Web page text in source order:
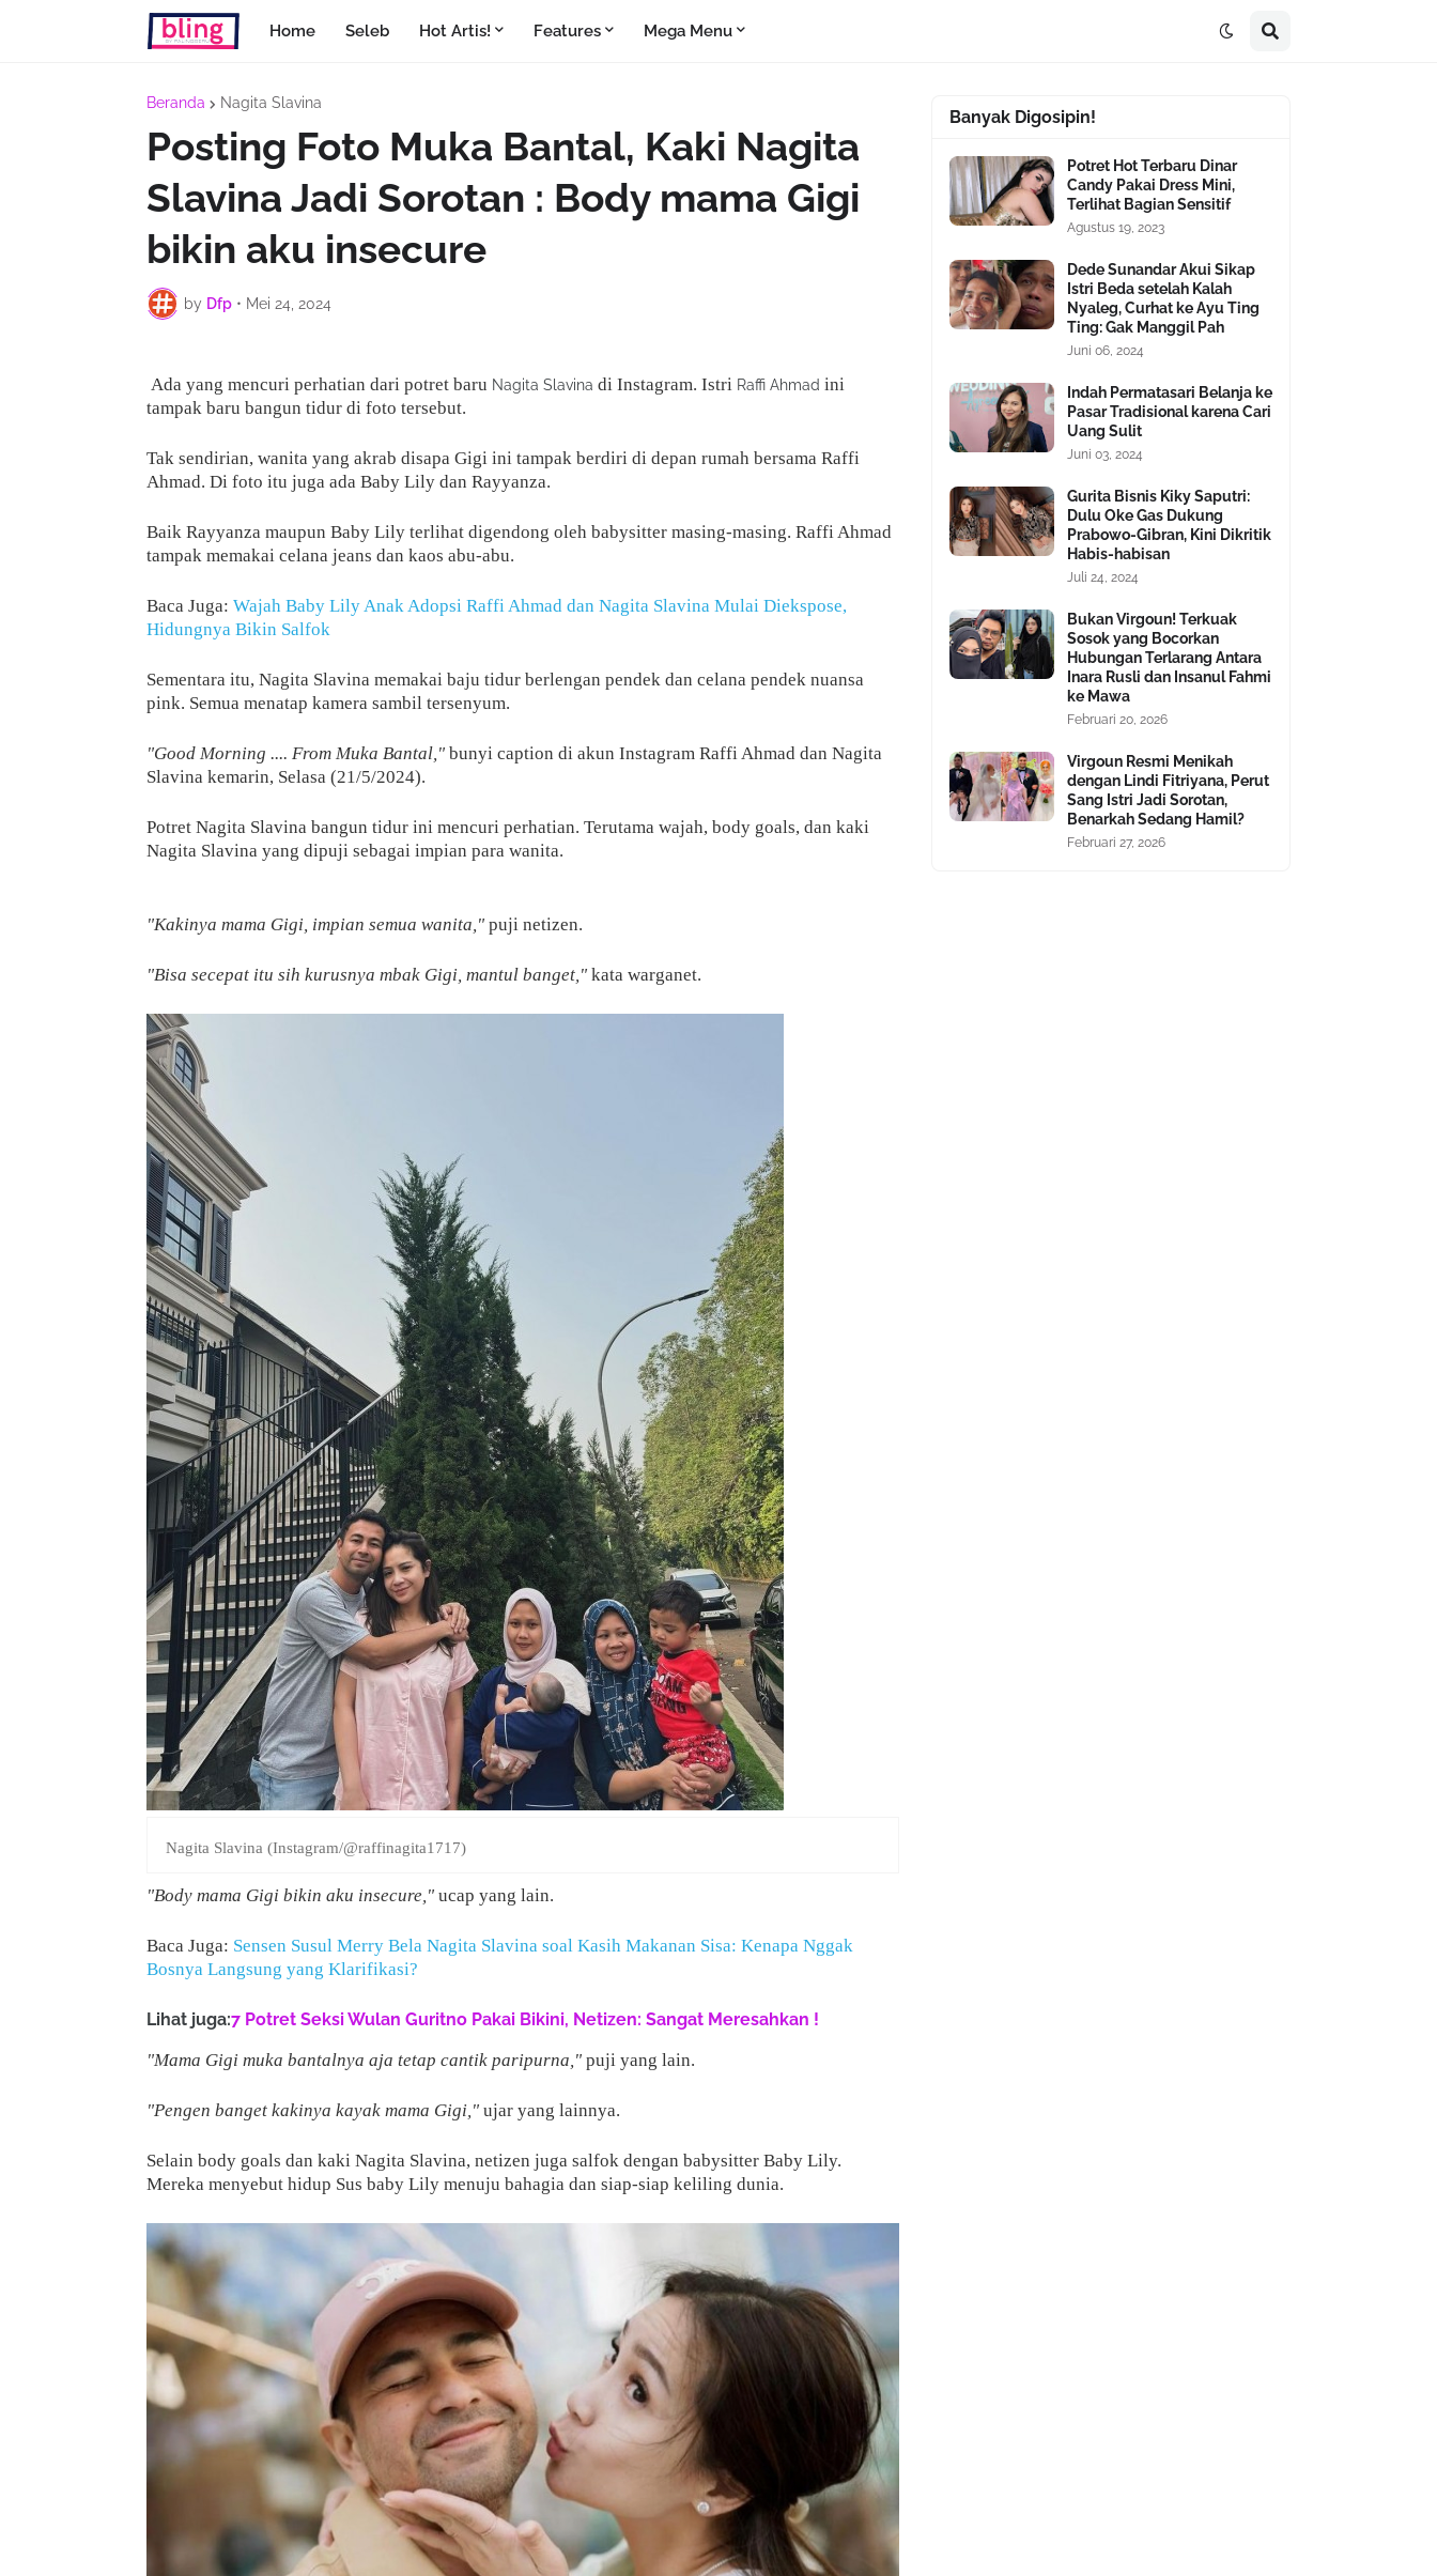
Home Seleb Hot Artis! Features Mega Menu
Beranda Nagita Slavina
Posting Foto Muka Bantal, Kaki Nagita
Slavina Jadi Sorotan : Body mama Gigi
bikin aku insecure
by Dfp • Mei 24, 2024
Ada yang mencuri perhatian dari potret baru Nagita Slavina di Instagram. Istri Raffi Ahmad ini
tampak baru bangun tidur di foto tersebut.
Tak sendirian, wanita yang akrab disapa Gigi ini tampak berdiri di depan rumah bersama Raffi
Ahmad. Di foto itu juga ada Baby Lily dan Rayyanza.
Baik Rayyanza maupun Baby Lily terlihat digendong oleh babysitter masing-masing. Raffi Ahmad
tampak memakai celana jeans dan kaos abu-abu.
Baca Juga: Wajah Baby Lily Anak Adopsi Raffi Ahmad dan Nagita Slavina Mulai Diekspose,
Hidungnya Bikin Salfok
Sementara itu, Nagita Slavina memakai baju tidur berlengan pendek dan celana pendek nuansa
pink. Semua menatap kamera sambil tersenyum.
"Good Morning .... From Muka Bantal," bunyi caption di akun Instagram Raffi Ahmad dan Nagita
Slavina kemarin, Selasa (21/5/2024).
Potret Nagita Slavina bangun tidur ini mencuri perhatian. Terutama wajah, body goals, dan kaki
Nagita Slavina yang dipuji sebagai impian para wanita.
"Kakinya mama Gigi, impian semua wanita," puji netizen.
"Bisa secepat itu sih kurusnya mbak Gigi, mantul banget," kata warganet.
Nagita Slavina (Instagram/@raffinagita1717)
"Body mama Gigi bikin aku insecure," ucap yang lain.
Baca Juga: Sensen Susul Merry Bela Nagita Slavina soal Kasih Makanan Sisa: Kenapa Nggak
Bosnya Langsung yang Klarifikasi?
Lihat juga:7 Potret Seksi Wulan Guritno Pakai Bikini, Netizen: Sangat Meresahkan !
"Mama Gigi muka bantalnya aja tetap cantik paripurna," puji yang lain.
"Pengen banget kakinya kayak mama Gigi," ujar yang lainnya.
Selain body goals dan kaki Nagita Slavina, netizen juga salfok dengan babysitter Baby Lily.
Mereka menyebut hidup Sus baby Lily menuju bahagia dan siap-siap keliling dunia.
Banyak Digosipin!
Potret Hot Terbaru Dinar
Candy Pakai Dress Mini,
Terlihat Bagian Sensitif
Agustus 19, 2023
Dede Sunandar Akui Sikap
Istri Beda setelah Kalah
Nyaleg, Curhat ke Ayu Ting
Ting: Gak Manggil Pah
Juni 06, 2024
Indah Permatasari Belanja ke
Pasar Tradisional karena Cari
Uang Sulit
Juni 03, 2024
Gurita Bisnis Kiky Saputri:
Dulu Oke Gas Dukung
Prabowo-Gibran, Kini Dikritik
Habis-habisan
Juli 24, 2024
Bukan Virgoun! Terkuak
Sosok yang Bocorkan
Hubungan Terlarang Antara
Inara Rusli dan Insanul Fahmi
ke Mawa
Februari 20, 2026
Virgoun Resmi Menikah
dengan Lindi Fitriyana, Perut
Sang Istri Jadi Sorotan,
Benarkah Sedang Hamil?
Februari 27, 2026